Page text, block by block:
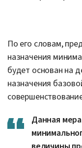
По его словам,
назначения
будет основан на
назначения
Данная